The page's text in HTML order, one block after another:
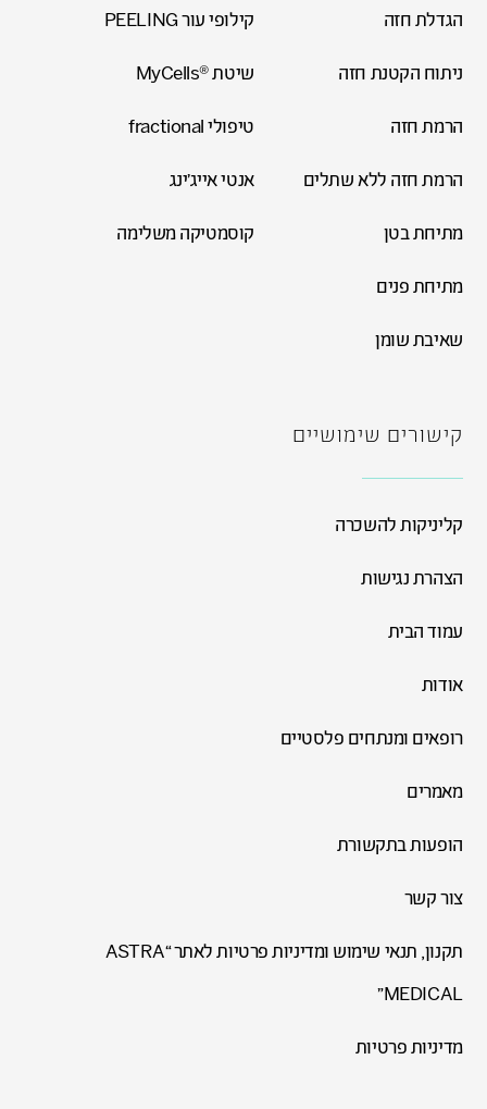
הגדלת חזה
ניתוח הקטנת חזה
הרמת חזה
הרמת חזה ללא שתלים
מתיחת בטן
מתיחת פנים
שאיבת שומן
קילופי עור PEELING
שיטת ®MyCells
טיפולי fractional
אנטי אייג'ינג
קוסמטיקה משלימה
קישורים שימושיים
קליניקות להשכרה
הצהרת נגישות
עמוד הבית
אודות
רופאים ומנתחים פלסטיים
מאמרים
הופעות בתקשורת
צור קשר
תקנון, תנאי שימוש ומדיניות פרטיות לאתר “ASTRA
MEDICAL”
מדיניות פרטיות